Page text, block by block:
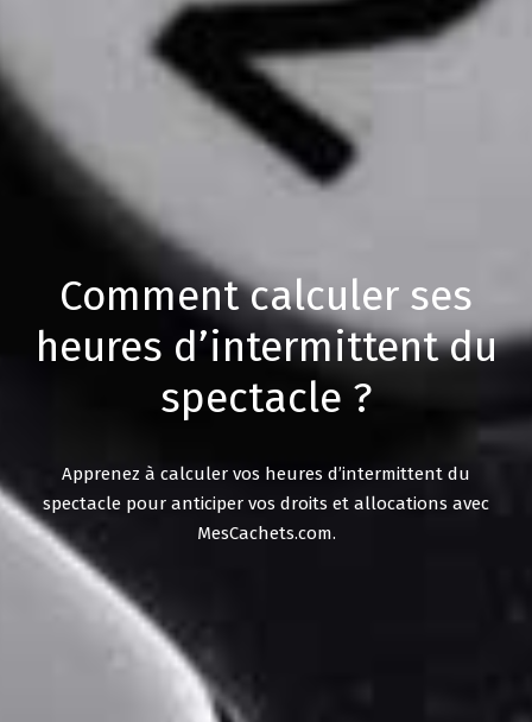
Comment calculer ses
heures d’intermittent du
spectacle ?
Apprenez à calculer vos heures d’intermittent du
spectacle pour anticiper vos droits et allocations avec
MesCachets.com.